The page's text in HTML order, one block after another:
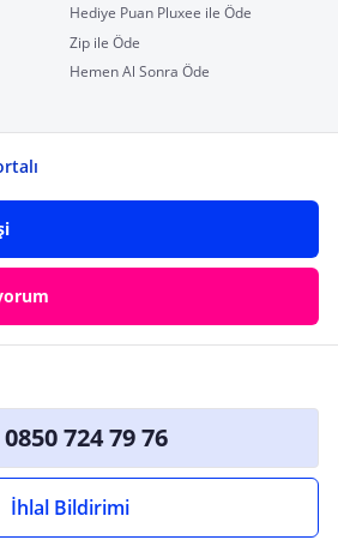
Hediye Puan Pluxee ile Öde
Zip ile Öde
Hemen Al Sonra Öde
0850 724 79 76
İhlal Bildirimi